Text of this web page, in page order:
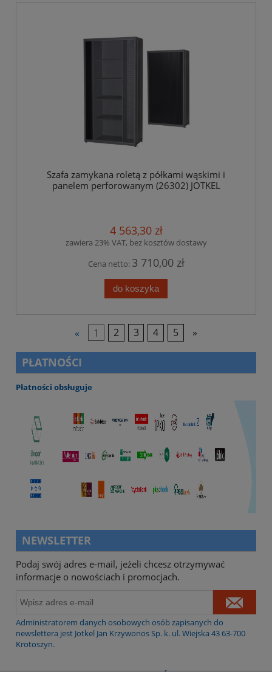
Szafa zamykana roletą z półkami wąskimi i
panelem perforowanym (26302) JOTKEL
4 563,30 zł
zawiera 23% VAT, bez kosztów dostawy
Cena netto: 3 710,00 zł
do koszyka
« 1 2 3 4 5 »
PŁATNOŚCI
Płatności obsługuje
NEWSLETTER
Podaj swój adres e-mail, jeżeli chcesz otrzymywać
informacje o nowościach i promocjach.
Administratorem danych osobowych osób zapisanych do
newslettera jest Jotkel Jan Krzywonos Sp. k. ul. Wiejska 43 63-700
Krotoszyn.
WARUNKI ZAKUPÓW